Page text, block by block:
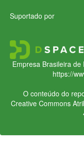
Suportado por
Empresa Brasileira
https://
O conteúdo do
Creative Commons